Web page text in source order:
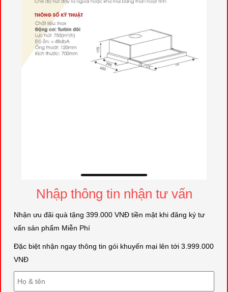
Nhập thông tin nhận tư vấn
Nhận ưu đãi quà tặng 399.000 VNĐ tiền mặt khi đăng ký tư
vấn sản phẩm Miễn Phí
Đặc biệt nhận ngay thông tin gói khuyến mại lên tới 3.999.000
VNĐ